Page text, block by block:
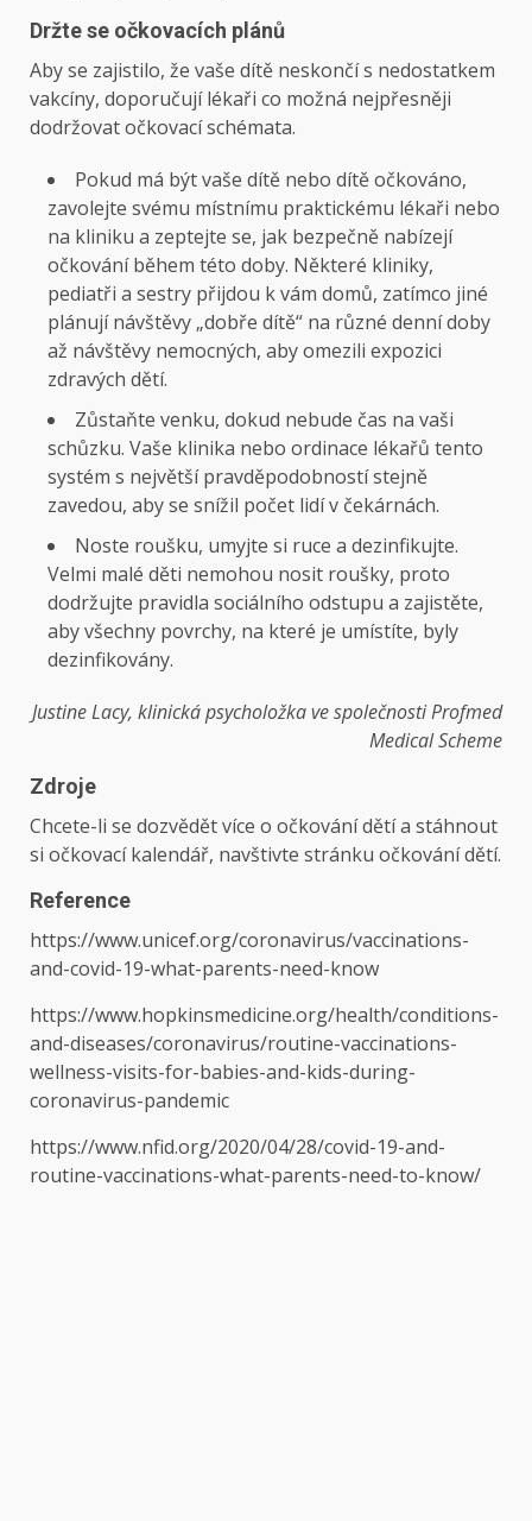
Držte se očkovacích plánů
Aby se zajistilo, že vaše dítě neskončí s nedostatkem
vakcíny, doporučují lékaři co možná nejpřesněji
dodržovat očkovací schémata.
Pokud má být vaše dítě nebo dítě očkováno,
zavolejte svému místnímu praktickému lékaři nebo
na kliniku a zeptejte se, jak bezpečně nabízejí
očkování během této doby. Některé kliniky,
pediatři a sestry přijdou k vám domů, zatímco jiné
plánují návštěvy „dobře dítě“ na různé denní doby
až návštěvy nemocných, aby omezili expozici
zdravých dětí.
Zůstaňte venku, dokud nebude čas na vaši
schůzku. Vaše klinika nebo ordinace lékařů tento
systém s největší pravděpodobností stejně
zavedou, aby se snížil počet lidí v čekárnách.
Noste roušku, umyjte si ruce a dezinfikujte.
Velmi malé děti nemohou nosit roušky, proto
dodržujte pravidla sociálního odstupu a zajistěte,
aby všechny povrchy, na které je umístíte, byly
dezinfikovány.
Justine Lacy, klinická psycholožka ve společnosti Profmed
Medical Scheme
Zdroje
Chcete-li se dozvědět více o očkování dětí a stáhnout
si očkovací kalendář, navštivte stránku očkování dětí.
Reference
https://www.unicef.org/coronavirus/vaccinations-
and-covid-19-what-parents-need-know
https://www.hopkinsmedicine.org/health/conditions-
and-diseases/coronavirus/routine-vaccinations-
wellness-visits-for-babies-and-kids-during-
coronavirus-pandemic
https://www.nfid.org/2020/04/28/covid-19-and-
routine-vaccinations-what-parents-need-to-know/